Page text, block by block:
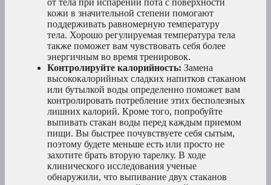
от тела при испарении пота с поверхности
кожи в значительной степени помогают
поддерживать равномерную температуру
тела. Хорошо регулируемая температура тела
также поможет вам чувствовать себя более
энергичным во время тренировок.
Контролируйте калорийность: Замена
высококалорийных сладких напитков стаканом
или бутылкой воды определенно поможет вам
контролировать потребление этих бесполезных
лишних калорий. Кроме того, попробуйте
выпивать стакан воды перед каждым приемом
пищи. Вы быстрее почувствуете себя сытым,
поэтому будете меньше есть или просто не
захотите брать вторую тарелку. В ходе
клинического исследования ученые
обнаружили, что выпивание двух стаканов